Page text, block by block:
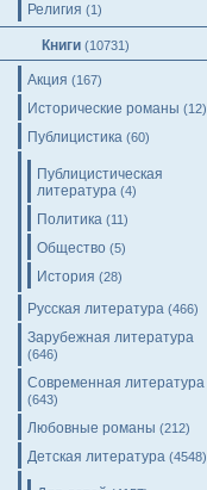
Религия (1)
Книги (10731)
Акция (167)
Исторические романы (12)
Публицистика (60)
Публицистическая
литература (4)
Политика (11)
Общество (5)
История (28)
Русская литература (466)
Зарубежная литература
(646)
Современная литература
(643)
Любовные романы (212)
Детская литература (4548)